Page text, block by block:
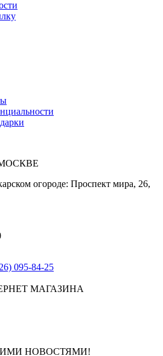
огороде: Проспект мира, 26,
095-84-25
МАГАЗИНА
НОВОСТЯМИ!